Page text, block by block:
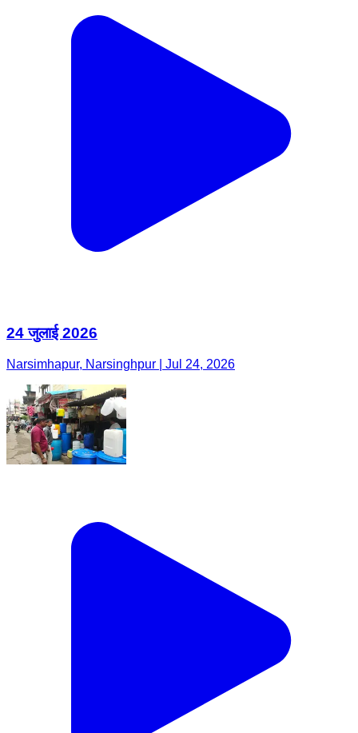
24 जुलाई 2026
Narsimhapur, Narsinghpur | Jul 24, 2026